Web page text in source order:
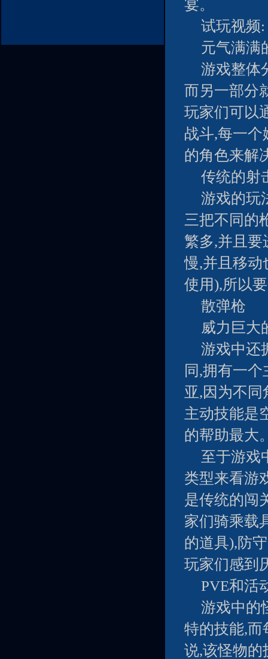
宴。
试玩视频:
元气满满
游戏整体
而另一部分
玩家们可以
战斗,每一
的角色来解
传统的射
游戏的玩
三把不同的
繁多,并且要
慢,并且移动
使用),所以
散弹枪
威力巨大
游戏中还
同,拥有一
亚,因为不
主动技能是
的帮助最大
至于游戏
类型来看游
是传统的闯
家们骑乘载
的道具),防
玩家们感到
PVE和活
游戏中的
特的技能,而
说,该怪物的